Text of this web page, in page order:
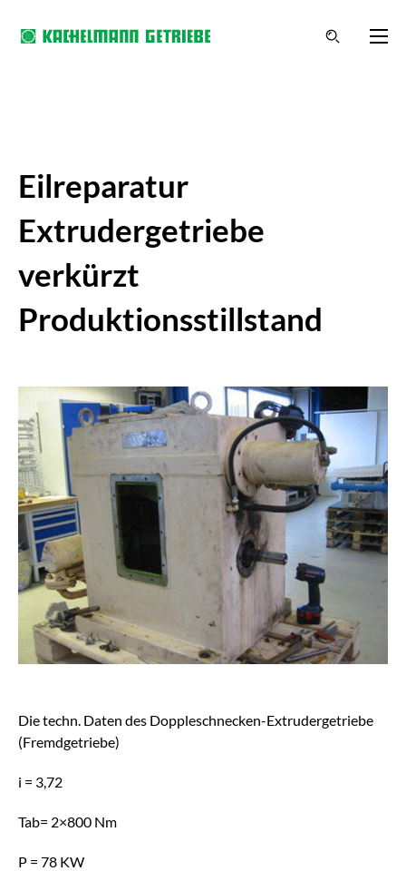
Eilreparatur
Extrudergetriebe
verkürzt
Produktionsstillstand
Die techn. Daten des Doppleschnecken-Extrudergetriebe
(Fremdgetriebe)
i = 3,72
Tab= 2×800 Nm
P = 78 KW